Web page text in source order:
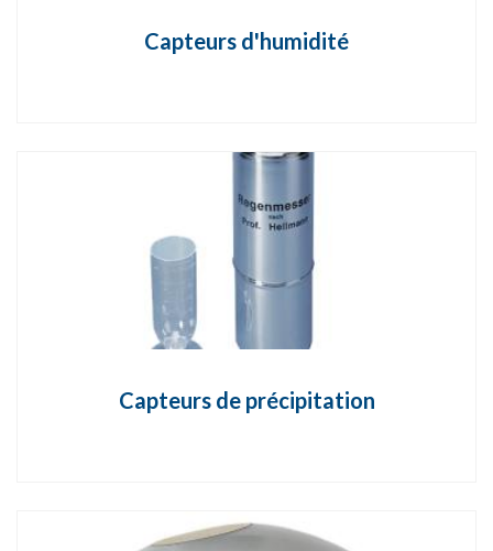
Capteurs d'humidité
Capteurs de précipitation